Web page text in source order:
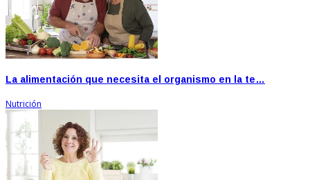
La alimentación que necesita el organismo en la te…
Nutrición